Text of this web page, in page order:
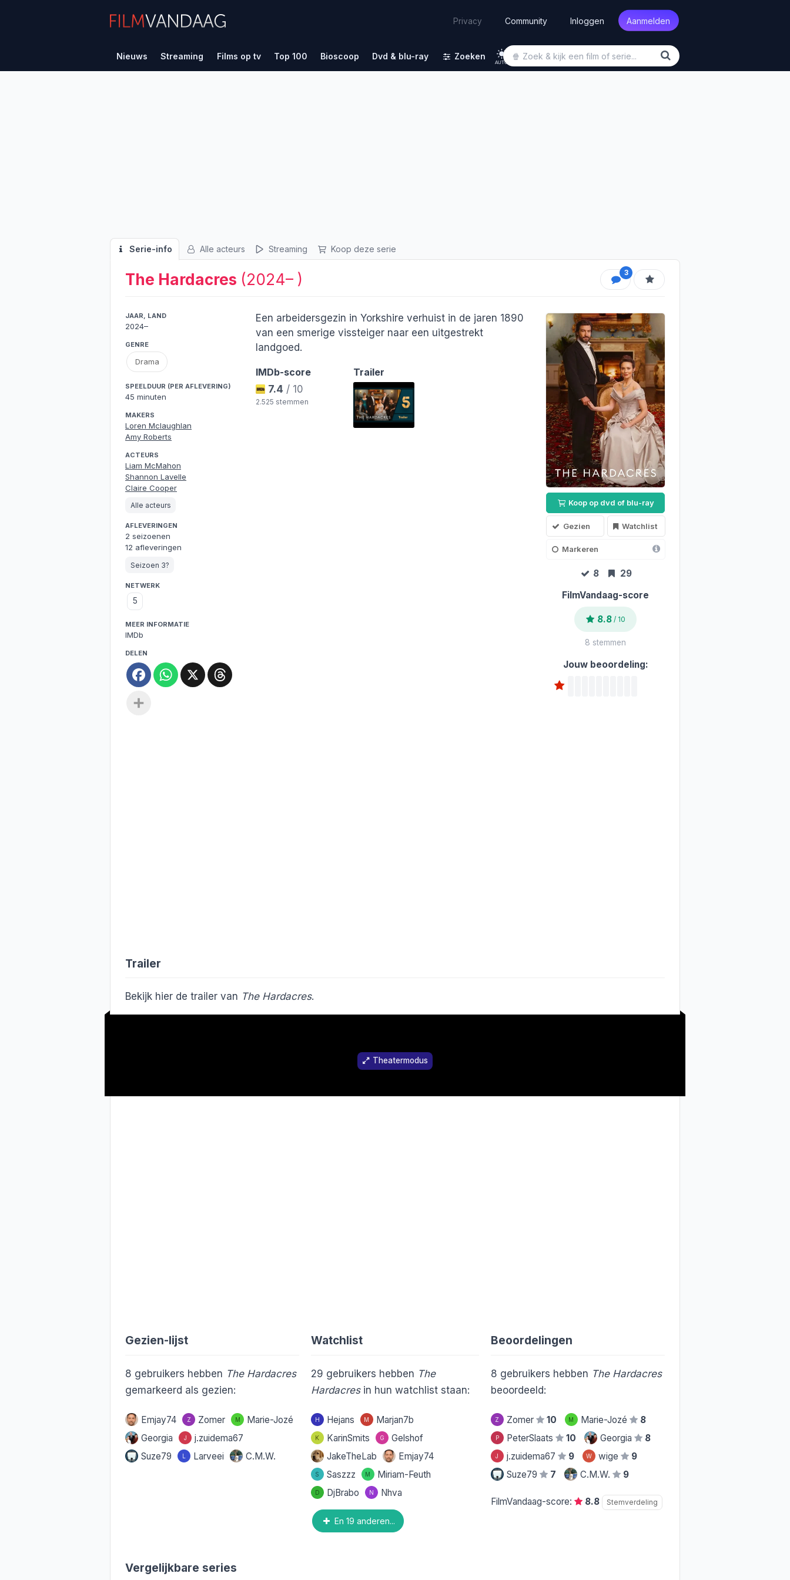
Privacy Community Inloggen Aanmelden
Nieuws Streaming Films op tv Top 100 Bioscoop Dvd & blu-ray Zoeken
AUTO
Serie-info Alle acteurs Streaming Koop deze serie
3
The Hardacres (2024– )
JAAR, LAND
2024–
GENRE
Drama
SPEELDUUR (PER AFLEVERING)
45 minuten
MAKERS
Loren Mclaughlan
Amy Roberts
ACTEURS
Liam McMahon
Shannon Lavelle
Claire Cooper
Alle acteurs
AFLEVERINGEN
2 seizoenen
12 afleveringen
Seizoen 3?
NETWERK
5
MEER INFORMATIE
IMDb
DELEN
FacebookWhatsApp
X
Een arbeidersgezin in Yorkshire verhuist in de jaren 1890
van een smerige vissteiger naar een uitgestrekt
landgoed.
IMDb-score
7.4 / 10
2.525 stemmen
Trailer
Koop op dvd of blu-ray
Gezien Watchlist
Markeren
8
29
FilmVandaag-score
8.8/ 10
8 stemmen
Jouw beoordeling:
Trailer
Bekijk hier de trailer van The Hardacres.
Theatermodus
Gezien-lijst
8 gebruikers hebben The Hardacres
gemarkeerd als gezien:
Emjay74 Z Zomer M
Marie-Jozé
Georgia
J
j.zuidema67
Suze79
Larveei C.M.W.
Watchlist
29 gebruikers hebben The
Hardacresin hun watchlist staan:
H Hejans M Marjan7b
K KarinSmits G
Gelshof
JakeTheLab
Emjay74
S Saszzz M Miriam-Feuth
D DjBrabo N Nhva
En 19 anderen...
Beoordelingen
8 gebruikers hebben The Hardacres
beoordeeld:
Z Zomer 10 M Marie-Jozé 8
P PeterSlaats 10 Georgia 8
J j.zuidema67 9 W wige
9
Suze79
7 C.M.W. 9
FilmVandaag-score: 8.8 Stemverdeling
Vergelijkbare series